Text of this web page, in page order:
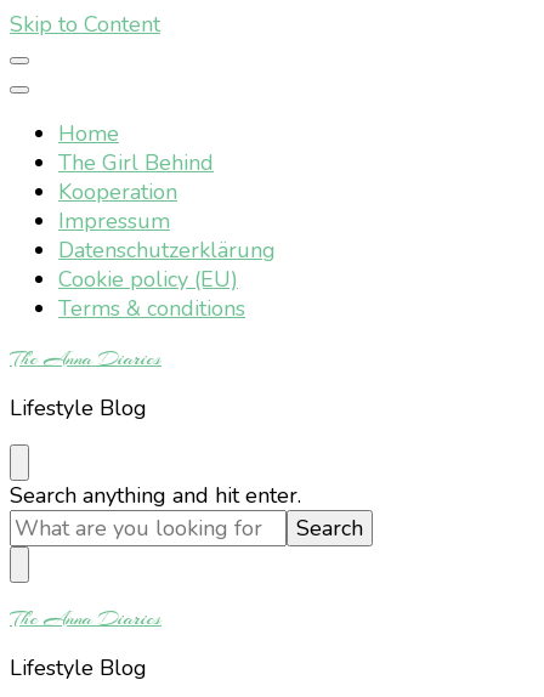
Skip to Content
Home
The Girl Behind
Kooperation
Impressum
Datenschutzerklärung
Cookie policy (EU)
Terms & conditions
The Anna Diaries
Lifestyle Blog
Looking
for
Something?
Search anything and hit enter.
The Anna Diaries
Lifestyle Blog